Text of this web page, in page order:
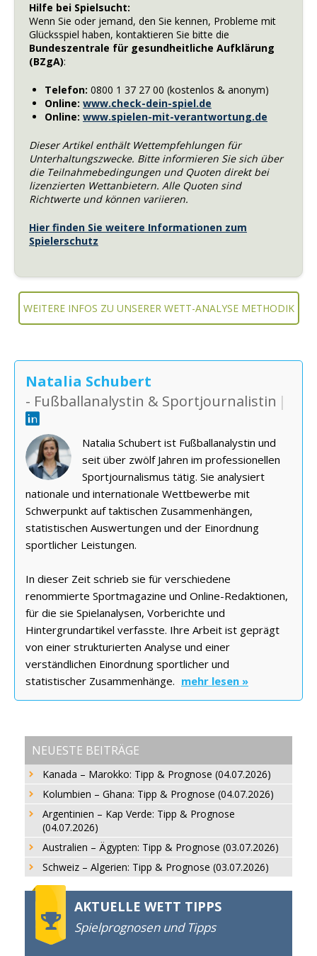
Hilfe bei Spielsucht:
Wenn Sie oder jemand, den Sie kennen, Probleme mit
Glücksspiel haben, kontaktieren Sie bitte die
Bundeszentrale für gesundheitliche Aufklärung
(BZgA):
Telefon: 0800 1 37 27 00 (kostenlos & anonym)
Online: www.check-dein-spiel.de
Online: www.spielen-mit-verantwortung.de
Dieser Artikel enthält Wettempfehlungen für
Unterhaltungszwecke. Bitte informieren Sie sich über
die Teilnahmebedingungen und Quoten direkt bei
lizenzierten Wettanbietern. Alle Quoten sind
Richtwerte und können variieren.
Hier finden Sie weitere Informationen zum
Spielerschutz
WEITERE INFOS ZU UNSERER WETT-ANALYSE METHODIK
Natalia Schubert
- Fußballanalystin & Sportjournalistin |
Natalia Schubert ist Fußballanalystin und
seit über zwölf Jahren im professionellen
Sportjournalismus tätig. Sie analysiert
nationale und internationale Wettbewerbe mit
Schwerpunkt auf taktischen Zusammenhängen,
statistischen Auswertungen und der Einordnung
sportlicher Leistungen.
In dieser Zeit schrieb sie für verschiedene
renommierte Sportmagazine und Online-Redaktionen,
für die sie Spielanalysen, Vorberichte und
Hintergrundartikel verfasste. Ihre Arbeit ist geprägt
von einer strukturierten Analyse und einer
verständlichen Einordnung sportlicher und
statistischer Zusammenhänge. mehr lesen »
NEUESTE BEITRÄGE
Kanada – Marokko: Tipp & Prognose (04.07.2026)
Kolumbien – Ghana: Tipp & Prognose (04.07.2026)
Argentinien – Kap Verde: Tipp & Prognose
(04.07.2026)
Australien – Ägypten: Tipp & Prognose (03.07.2026)
Schweiz – Algerien: Tipp & Prognose (03.07.2026)
AKTUELLE WETT TIPPS
Spielprognosen und Tipps